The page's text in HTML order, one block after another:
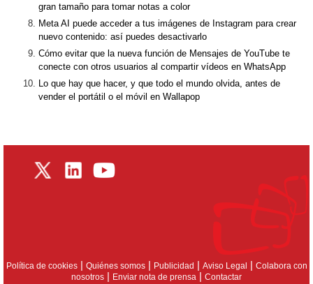
gran tamaño para tomar notas a color
Meta AI puede acceder a tus imágenes de Instagram para crear
nuevo contenido: así puedes desactivarlo
Cómo evitar que la nueva función de Mensajes de YouTube te
conecte con otros usuarios al compartir vídeos en WhatsApp
Lo que hay que hacer, y que todo el mundo olvida, antes de
vender el portátil o el móvil en Wallapop
Política de cookies| Quiénes somos| Publicidad | Aviso Legal | Colabora con
nosotros | Enviar nota de prensa | Contactar